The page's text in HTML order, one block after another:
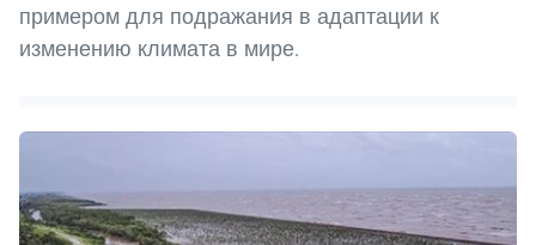
примером для подражания в адаптации к
изменению климата в мире.